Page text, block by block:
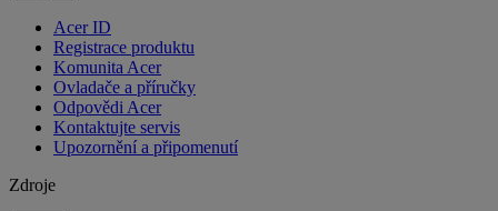
Acer ID
Registrace produktu
Komunita Acer
Ovladače a příručky
Odpovědi Acer
Kontaktujte servis
Upozornění a připomenutí
Zdroje